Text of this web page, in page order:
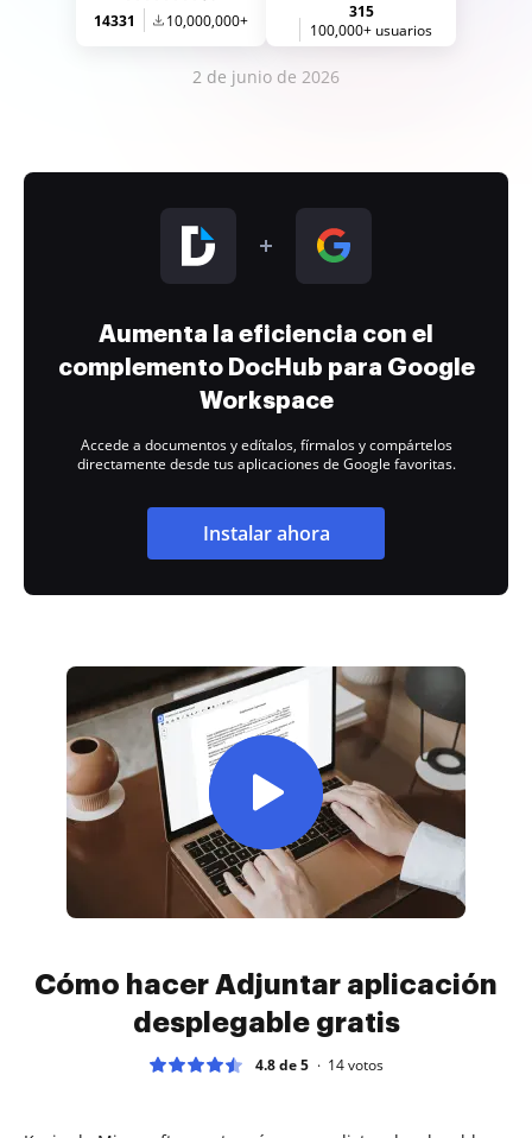
14331 10,000,000+
315
100,000+ usuarios
2 de junio de 2026
Aumenta la eficiencia con el
complemento DocHub para Google
Workspace
Accede a documentos y edítalos, fírmalos y compártelos
directamente desde tus aplicaciones de Google favoritas.
Instalar ahora
Cómo hacer Adjuntar aplicación
desplegable gratis
4.8 de 5 14votos